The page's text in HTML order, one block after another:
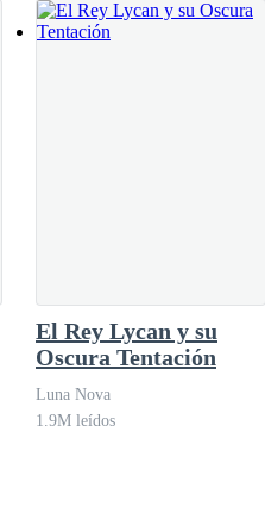
El Rey Lycan y su
Oscura Tentación
Luna Nova
1.9M leídos